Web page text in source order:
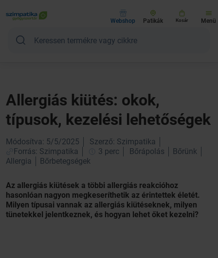
Webshop Patikák Kosár Menü
Allergiás kiütés: okok,
típusok, kezelési lehetőségek
Módosítva: 5/5/2025
Szerző: Szimpatika
Forrás: Szimpatika
3 perc Bőrápolás
Bőrünk
Allergia
Bőrbetegségek
Az allergiás kiütések a többi allergiás reakcióhoz
hasonlóan nagyon megkeseríthetik az érintettek életét.
Milyen típusai vannak az allergiás kiütéseknek, milyen
tünetekkel jelentkeznek, és hogyan lehet őket kezelni?